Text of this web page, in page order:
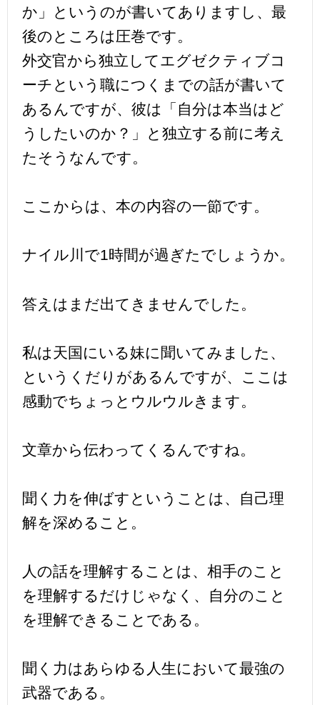
か」というのが書いてありますし、最
後のところは圧巻です。
外交官から独立してエグゼクティブコ
ーチという職につくまでの話が書いて
あるんですが、彼は「自分は本当はど
うしたいのか？」と独立する前に考え
たそうなんです。
ここからは、本の内容の一節です。
ナイル川で1時間が過ぎたでしょうか。
答えはまだ出てきませんでした。
私は天国にいる妹に聞いてみました、
というくだりがあるんですが、ここは
感動でちょっとウルウルきます。
文章から伝わってくるんですね。
聞く力を伸ばすということは、自己理
解を深めること。
人の話を理解することは、相手のこと
を理解するだけじゃなく、自分のこと
を理解できることである。
聞く力はあらゆる人生において最強の
武器である。